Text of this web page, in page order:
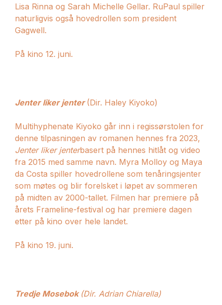
Lisa Rinna og Sarah Michelle Gellar. RuPaul spiller
naturligvis også hovedrollen som president
Gagwell.
På kino 12. juni.
Jenter liker jenter(Dir. Haley Kiyoko)
Multihyphenate Kiyoko går inn i regissørstolen for
denne tilpasningen av romanen hennes fra 2023,
Jenter liker jenterbasert på hennes hitlåt og video
fra 2015 med samme navn. Myra Molloy og Maya
da Costa spiller hovedrollene som tenåringsjenter
som møtes og blir forelsket i løpet av sommeren
på midten av 2000-tallet. Filmen har premiere på
årets Frameline-festival og har premiere dagen
etter på kino over hele landet.
På kino 19. juni.
Tredje Mosebok (Dir. Adrian Chiarella)